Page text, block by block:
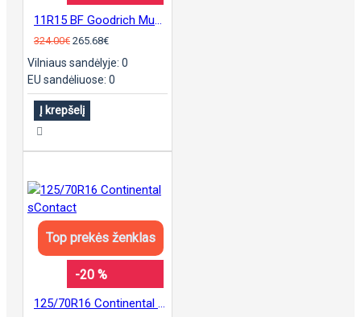
324.00€ 265.68€
Vilniaus sandėlyje: 0
EU sandėliuose: 0
Į krepšelį
Top prekės ženklas
-20 %